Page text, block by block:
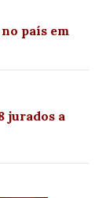
país em
jurados a